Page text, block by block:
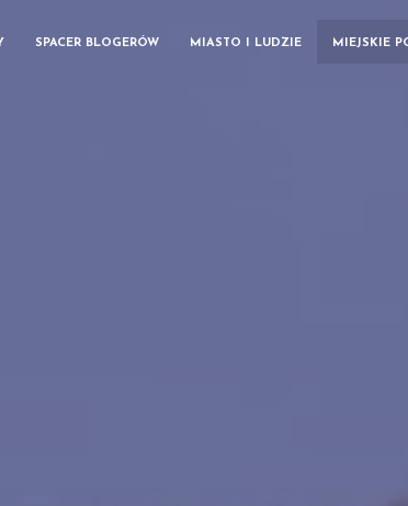
SPACER BLOGERÓW MIASTO I LUDZIE MIEJSKIE